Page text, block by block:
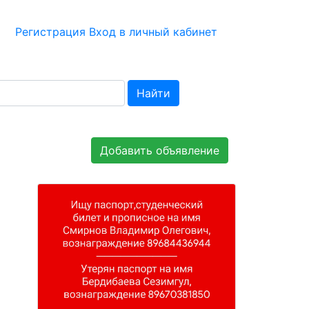
Регистрация Вход в личный кабинет
Найти
Добавить объявление